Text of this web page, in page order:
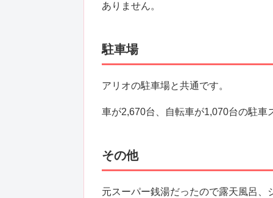
ありません。
駐車場
アリオの駐車場と共通です。
車が2,670台、自転車が1,070台の駐車
その他
元スーパー銭湯だったので露天風呂